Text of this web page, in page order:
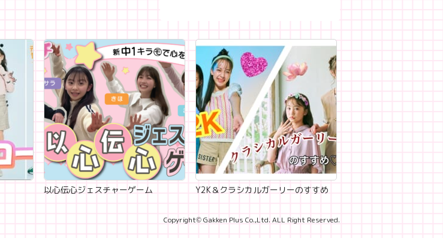
以心伝心ジェスチャーゲーム Y2K＆クラシカルガーリーのすすめ
Copyright© Gakken Plus Co.,Ltd. ALL Right Reserved.